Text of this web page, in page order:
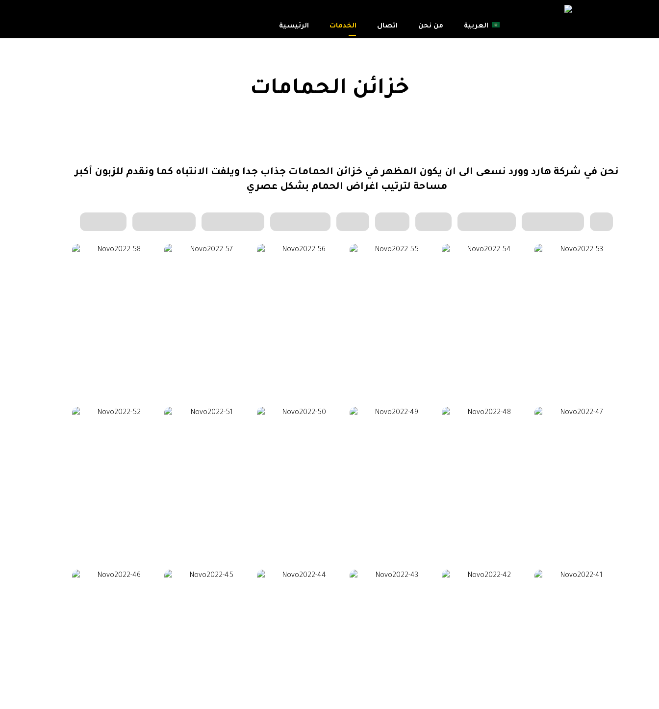
الرئيسية الخدمات اتصال من نحن العربية
خزائن الحمامات
نحن في شركة هارد وورد نسعى الى ان يكون المظهر في خزائن الحمامات جذاب جدا ويلفت الانتباه كما ونقدم للزبون أكبر
مساحة لترتيب اغراض الحمام بشكل عصري